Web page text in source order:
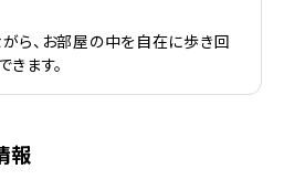
ら、お部屋の中を自在に歩き回
ます。
報